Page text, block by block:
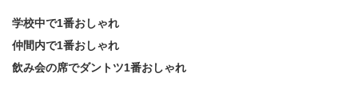
学校中で1番おしゃれ
仲間内で1番おしゃれ
飲み会の席でダントツ1番おしゃれ